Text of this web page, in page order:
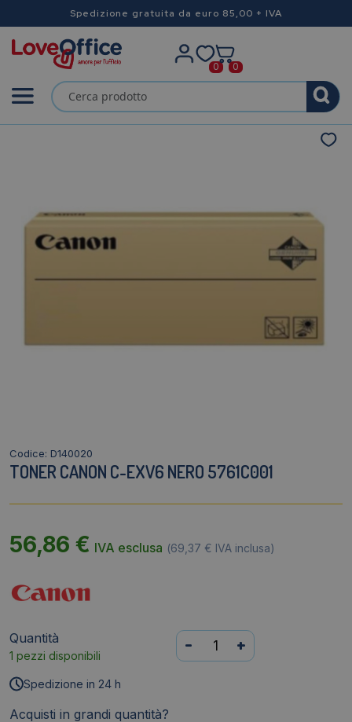
Spedizione gratuita da euro 85,00 + IVA
0 0
Codice: D140020
TONER CANON C-EXV6 NERO 5761C001
56,86 € IVA esclusa (69,37 € IVA inclusa)
Quantità
1 pezzi disponibili
Toner
Canon
- +
Spedizione in 24 h
Acquisti in grandi quantità?